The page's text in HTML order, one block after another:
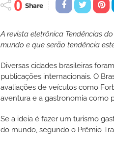
0 Share
A revista eletrônica Tendências
mundo e que serão tendência
Diversas cidades brasileiras
publicações internacionais. O
avaliações de veículos como
aventura e a gastronomia como
Se a ideia é fazer um turismo
do mundo, segundo o Prêmio